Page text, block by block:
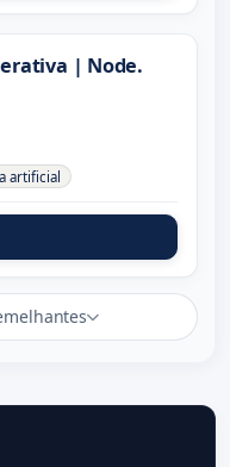
| Node.
artificial